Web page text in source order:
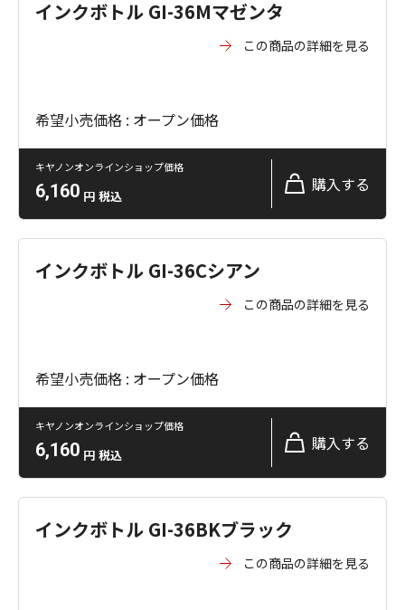
インクボトル GI-36Mマゼンタ
この商品の詳細を見る
希望小売価格 : オープン価格
キヤノンオンラインショップ価格
6,160 円 税込
購入する
インクボトル GI-36Cシアン
この商品の詳細を見る
希望小売価格 : オープン価格
キヤノンオンラインショップ価格
6,160 円 税込
購入する
インクボトル GI-36BKブラック
この商品の詳細を見る